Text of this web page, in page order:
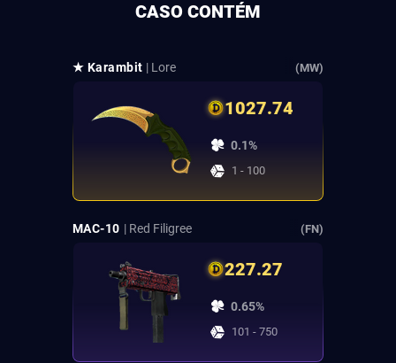
CASO CONTÉM
★ Karambit | Lore (MW)
1027.74
0.1%
1 - 100
MAC-10 | Red Filigree (FN)
227.27
0.65%
101 - 750